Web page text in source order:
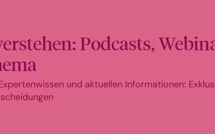
Podcasts,
und aktuellen Informationen: